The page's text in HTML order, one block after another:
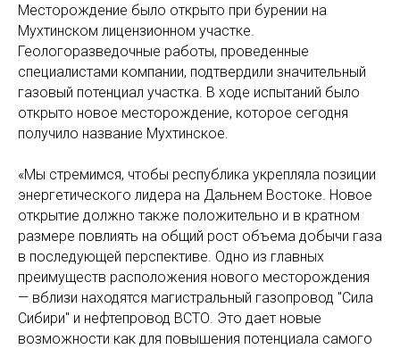
Месторождение было открыто при бурении на
Мухтинском лицензионном участке.
Геологоразведочные работы, проведенные
специалистами компании, подтвердили значительный
газовый потенциал участка. В ходе испытаний было
открыто новое месторождение, которое сегодня
получило название Мухтинское.
«Мы стремимся, чтобы республика укрепляла позиции
энергетического лидера на Дальнем Востоке. Новое
открытие должно также положительно и в кратном
размере повлиять на общий рост объема добычи газа
в последующей перспективе. Одно из главных
преимуществ расположения нового месторождения
— вблизи находятся магистральный газопровод "Сила
Сибири" и нефтепровод ВСТО. Это дает новые
возможности как для повышения потенциала самого